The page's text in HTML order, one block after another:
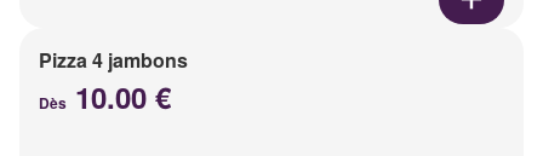
Pizza 4 jambons
Dès 10.00 €